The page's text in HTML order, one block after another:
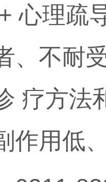
心理疏
、不耐
疗方法
作用低